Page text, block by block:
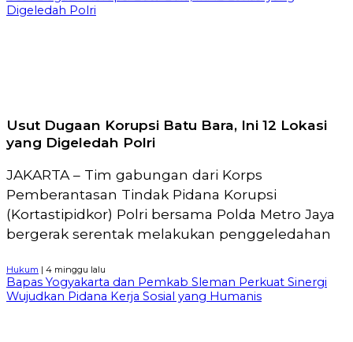
Digeledah Polri
Usut Dugaan Korupsi Batu Bara, Ini 12 Lokasi
yang Digeledah Polri
JAKARTA – Tim gabungan dari Korps
Pemberantasan Tindak Pidana Korupsi
(Kortastipidkor) Polri bersama Polda Metro Jaya
bergerak serentak melakukan penggeledahan
Hukum | 4 minggu lalu
Bapas Yogyakarta dan Pemkab Sleman Perkuat Sinergi
Wujudkan Pidana Kerja Sosial yang Humanis